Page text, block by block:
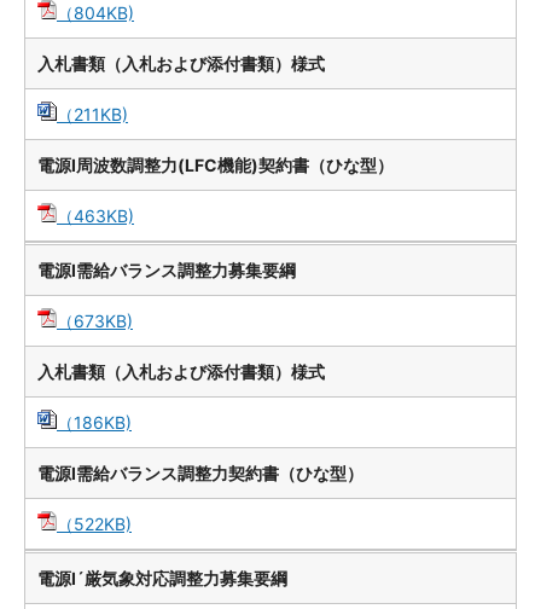
（804KB)
入札書類（入札および添付書類）様式
（211KB)
電源Ⅰ周波数調整力(LFC機能)契約書（ひな型）
（463KB)
電源Ⅰ需給バランス調整力募集要綱
（673KB)
入札書類（入札および添付書類）様式
（186KB)
電源Ⅰ需給バランス調整力契約書（ひな型）
（522KB)
電源Ⅰ´厳気象対応調整力募集要綱